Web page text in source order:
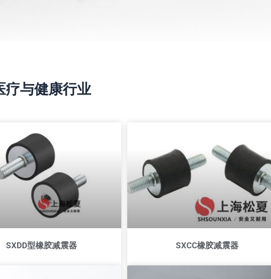
疗与健康行业
SXDD型橡胶减震器 SXCC橡胶减震器
g
e
a
e